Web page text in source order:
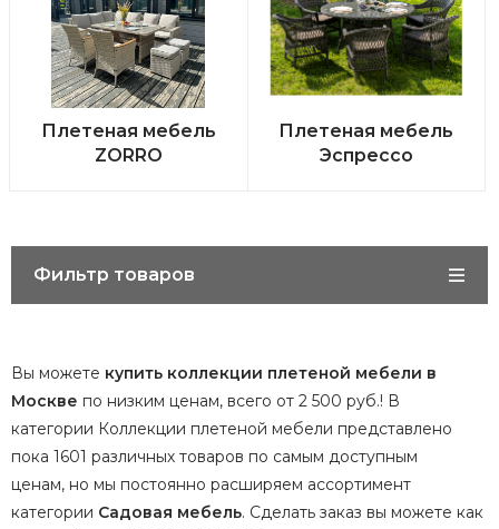
Плетеная мебель
ZORRO
Плетеная мебель
Эспрессо
Фильтр товаров
Вы можете купить коллекции плетеной мебели в
Москве по низким ценам, всего от 2 500 руб.! В
категории Коллекции плетеной мебели представлено
пока 1601 различных товаров по самым доступным
ценам, но мы постоянно расширяем ассортимент
категории Садовая мебель. Сделать заказ вы можете как